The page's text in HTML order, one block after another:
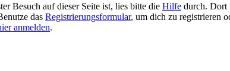
Besuch auf dieser Seite ist, lies bitte die Hilfe durch. Dort
das Registrierungsformular, um dich zu registrieren
anmelden.